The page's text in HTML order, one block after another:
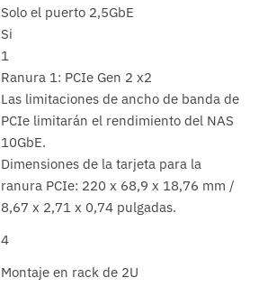
Solo el puerto 2,5GbE
Si
1
Ranura 1: PCIe Gen 2 x2
Las limitaciones de ancho de banda de
PCIe limitarán el rendimiento del NAS
10GbE.
Dimensiones de la tarjeta para la
ranura PCIe: 220 x 68,9 x 18,76 mm /
8,67 x 2,71 x 0,74 pulgadas.
4
Montaje en rack de 2U